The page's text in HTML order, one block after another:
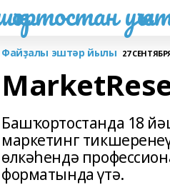
Файҙалы эштәр йылы 27
Башҡортостанда 18
маркетинг
өлкәһендә
форматында үтә.